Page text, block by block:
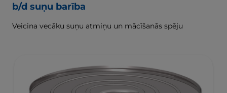
b/d suņu barība
Veicina vecāku suņu atmiņu un mācīšanās spēju